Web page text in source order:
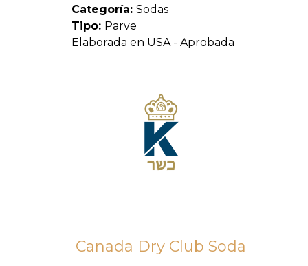
Categoría: Sodas
Tipo: Parve
Elaborada en USA - Aprobada
Canada Dry Club Soda